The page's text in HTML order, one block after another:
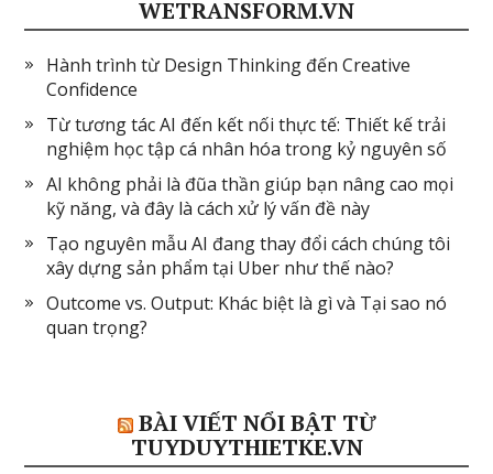
WETRANSFORM.VN
Hành trình từ Design Thinking đến Creative
Confidence
Từ tương tác AI đến kết nối thực tế: Thiết kế trải
nghiệm học tập cá nhân hóa trong kỷ nguyên số
AI không phải là đũa thần giúp bạn nâng cao mọi
kỹ năng, và đây là cách xử lý vấn đề này
Tạo nguyên mẫu AI đang thay đổi cách chúng tôi
xây dựng sản phẩm tại Uber như thế nào?
Outcome vs. Output: Khác biệt là gì và Tại sao nó
quan trọng?
BÀI VIẾT NỔI BẬT TỪ
TUYDUYTHIETKE.VN